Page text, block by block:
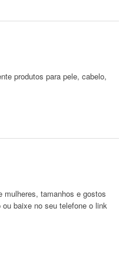
produtos para pele, cabelo,
mulheres, tamanhos e gostos
baixe no seu telefone o link